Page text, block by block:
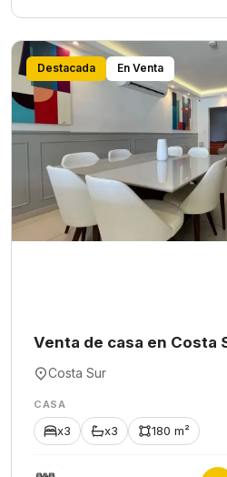
Destacada En Venta
Venta de casa en Costa
Costa Sur
CASA
x3 x3 180 m²